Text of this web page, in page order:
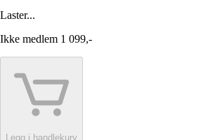
Laster...
Ikke medlem 1 099,-
Legg i handlekurv